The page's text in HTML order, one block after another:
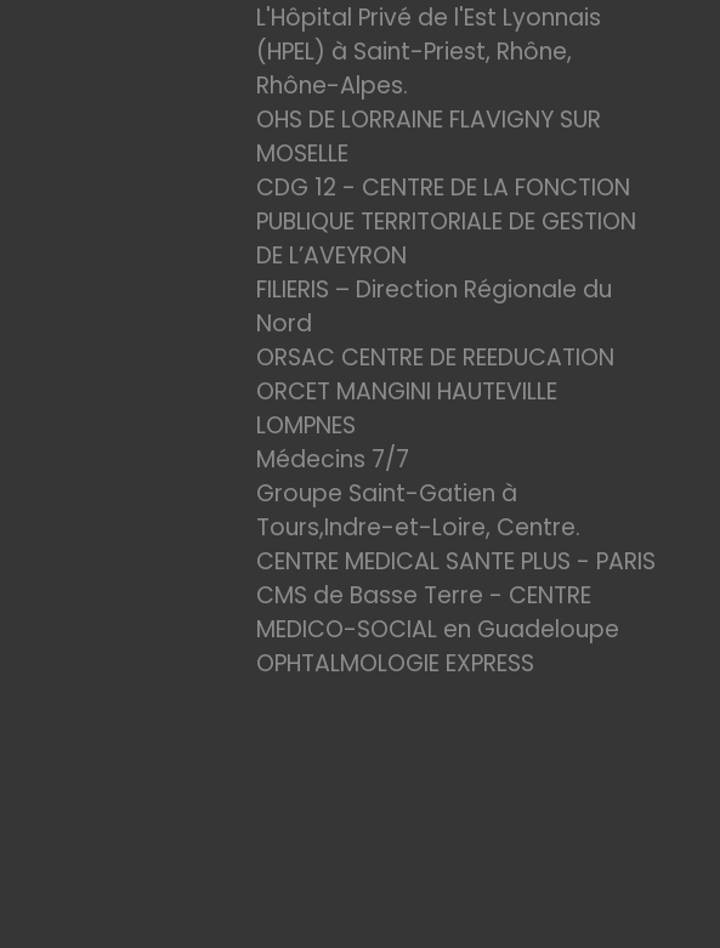
L'Hôpital Privé de l'Est Lyonnais
(HPEL) à Saint-Priest, Rhône,
Rhône-Alpes.
OHS DE LORRAINE FLAVIGNY SUR
MOSELLE
CDG 12 - CENTRE DE LA FONCTION
PUBLIQUE TERRITORIALE DE GESTION
DE L’AVEYRON
FILIERIS – Direction Régionale du
Nord
ORSAC CENTRE DE REEDUCATION
ORCET MANGINI HAUTEVILLE
LOMPNES
Médecins 7/7
Groupe Saint-Gatien à
Tours,Indre-et-Loire, Centre.
CENTRE MEDICAL SANTE PLUS - PARIS
CMS de Basse Terre - CENTRE
MEDICO-SOCIAL en Guadeloupe
OPHTALMOLOGIE EXPRESS